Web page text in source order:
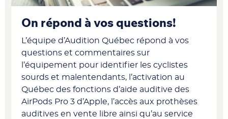
On répond à vos questions!
L’équipe d’Audition Québec répond à vos
questions et commentaires sur
l’équipement pour identifier les cyclistes
sourds et malentendants, l’activation au
Québec des fonctions d’aide auditive des
AirPods Pro 3 d’Apple, l’accès aux prothèses
auditives en vente libre ainsi qu’au service